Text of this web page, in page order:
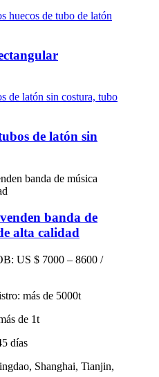
de latón sin
banda de
alta calidad
US $ 7000 – 8600 /
más de 5000t
de 1t
días
Shanghai, Tianjin,